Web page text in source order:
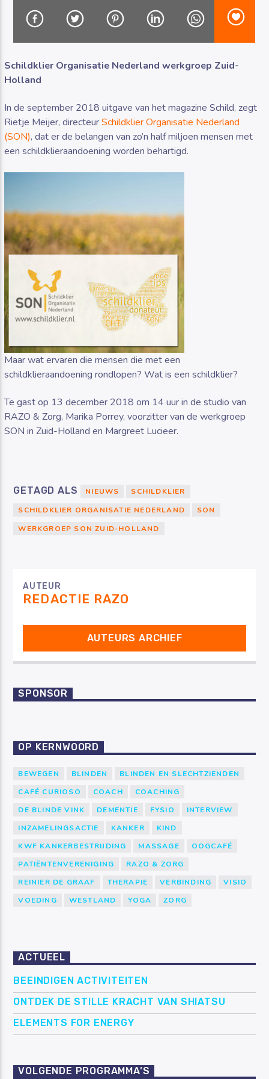
Schildklier Organisatie Nederland werkgroep Zuid-
Holland
In de september 2018 uitgave van het magazine Schild, zegt
Rietje Meijer, directeurSchildklier Organisatie Nederland
(SON), dat er de belangen van zo’n half miljoen mensen met
een schildklieraandoening worden behartigd.
Maar wat ervaren die mensen die met een
schildklieraandoening rondlopen? Wat is een schildklier?
Te gast op 13 december 2018 om 14 uur in de studio van
RAZO & Zorg, Marika Porrey, voorzitter van de werkgroep
SON in Zuid-Holland en Margreet Lucieer.
GETAGD ALS NIEUWS
SCHILDKLIER
SCHILDKLIER ORGANISATIE NEDERLAND
SON
WERKGROEP SON ZUID-HOLLAND
AUTEUR
REDACTIE RAZO
AUTEURS ARCHIEF
SPONSOR
OP KERNWOORD
BEWEGEN BLINDEN
BLINDEN EN SLECHTZIENDEN
CAFÉ CURIOSO
COACH
COACHING
DE BLINDE VINK
DEMENTIE FYSIO
INTERVIEW
INZAMELINGSACTIE
KANKER
KIND
KWF KANKERBESTRIJDING
MASSAGE
OOGCAFÉ
PATIËNTENVERENIGING
RAZO & ZORG
REINIER DE GRAAF
THERAPIE VERBINDING
VISIO
VOEDING
WESTLAND YOGA ZORG
ACTUEEL
BEEINDIGEN ACTIVITEITEN
ONTDEK DE STILLE KRACHT VAN SHIATSU
ELEMENTS FOR ENERGY
VOLGENDE PROGRAMMA’S